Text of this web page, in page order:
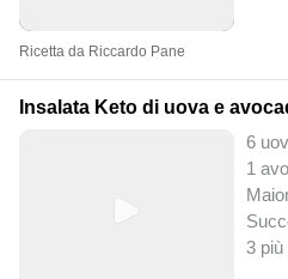
Ricetta da Riccardo Pane
Insalata Keto di uova e
6
1
3 più